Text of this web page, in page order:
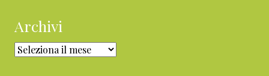
Archivi
Archivi